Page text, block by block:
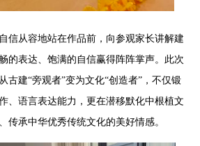
信从容地站在作品前，向参观家长讲解建
的表达、饱满的自信赢得阵阵掌声。此次
古建“旁观者”变为文化“创造者”，不仅锻
、语言表达能力，更在潜移默化中根植文
传承中华优秀传统文化的美好情感。